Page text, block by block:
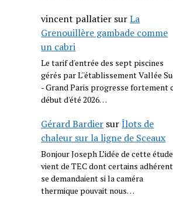
vincent pallatier surLa
Grenouillère gambade comme
un cabri
Le tarif d'entrée des sept piscines
gérés par L''établissement Vallée
- Grand Paris progresse fortement
début d'été 2026…
Gérard Bardier surÎlots de
chaleur sur la ligne de Sceaux
Bonjour Joseph L’idée de cette étude
vient de TEC dont certains
se demandaient si la caméra
thermique pouvait nous…